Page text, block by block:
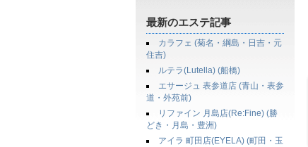
最新のエステ記事
カラフェ (菊名・綱島・日吉・元
住吉)
ルテラ(Lutella) (船橋)
エサージュ 表参道店 (青山・表参
道・外苑前)
リファイン 月島店(Re:Fine) (勝
どき・月島・豊洲)
アイラ 町田店(EYELA) (町田・玉